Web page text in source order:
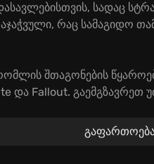
სადაც
რაც სამაგიდო
შთაგონების
და Fallout. გაემგზავრეთ
მოტივაცია და